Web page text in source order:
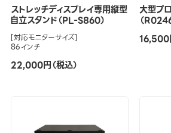
ストレッチディスプレイ専用縦型
自立スタンド（PL-S860）
[対応モニターサイズ]
86インチ
22,000円（税込）
大型プ
（
16,500